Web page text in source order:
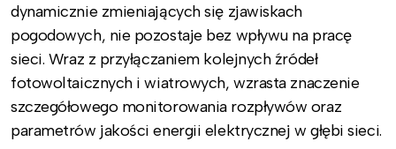
dynamicznie zmieniających się zjawiskach
pogodowych, nie pozostaje bez wpływu na pracę
sieci. Wraz z przyłączaniem kolejnych źródeł
fotowoltaicznych i wiatrowych, wzrasta znaczenie
szczegółowego monitorowania rozpływów oraz
parametrów jakości energii elektrycznej w głębi sieci.